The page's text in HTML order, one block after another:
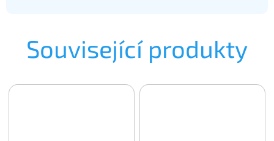
Související produkty